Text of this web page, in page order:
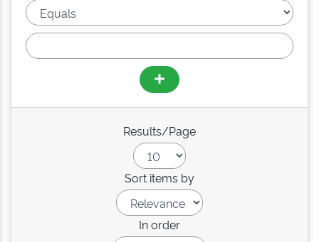
Results/Page
Sort items by
In order